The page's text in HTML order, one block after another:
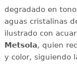
degradado en
aguas cristalinas
ilustrado con
Metsola, quien
y color, siguiendo